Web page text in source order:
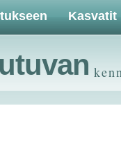
Kasvatit